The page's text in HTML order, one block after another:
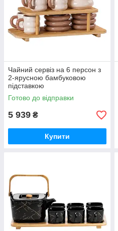
Чайний сервіз на 6 персон з
2-ярусною бамбуковою
підставкою
Готово до відправки
5 939 ₴
Купити